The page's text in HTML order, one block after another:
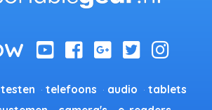
testen telefoons audio
tablets